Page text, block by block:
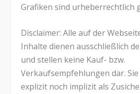
Grafiken sind urheberrechtlich
Disclaimer: Alle auf der
Inhalte dienen ausschließlich
und stellen keine Kauf- bzw.
Verkaufsempfehlungen dar.
explizit noch implizit als